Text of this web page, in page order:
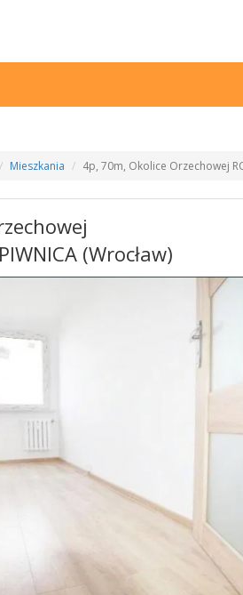
Mieszkania 4p, 70m, Okolice Orzechowej
(Wrocław)